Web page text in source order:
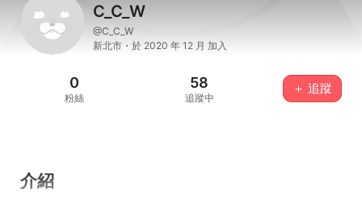
C_C_W
@C_C_W
新北市・於 2020 年 12 月 加入
0
粉絲
58
追蹤中
＋ 追蹤
介紹